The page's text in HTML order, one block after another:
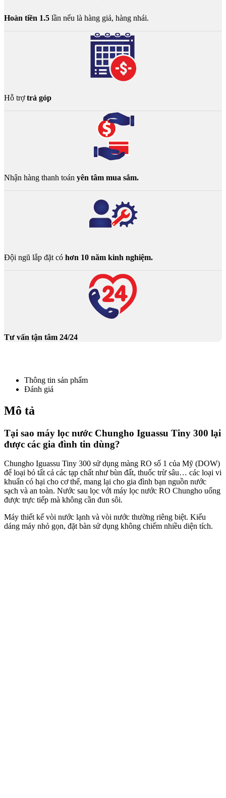
Hoàn tiền 1.5 lần nếu là hàng giả, hàng nhái.
Hỗ trợtrả góp
Nhận hàng thanh toán yên tâm mua sắm.
Đội ngũ lắp đặt có hơn 10 năm kinh nghiệm.
Tư vấn tận tâm 24/24
Thông tin sản phẩm
Đánh giá
Mô tả
Tại sao máy lọc nước Chungho Iguassu Tiny 300 lại
được các gia đình tin dùng?
Chungho Iguassu Tiny 300 sử dụng màng RO số 1 của Mỹ (DOW)
để loại bỏ tất cả các tạp chất như bùn đất, thuốc trừ sâu… các loại vi
khuẩn có hại cho cơ thể, mang lại cho gia đình bạn nguồn nước
sạch và an toàn. Nước sau lọc với máy lọc nước RO Chungho uống
được trực tiếp mà không cần đun sôi.
Máy thiết kế vòi nước lạnh và vòi nước thường riêng biệt. Kiểu
dáng máy nhỏ gọn, đặt bàn sử dụng không chiếm nhiều diện tích.